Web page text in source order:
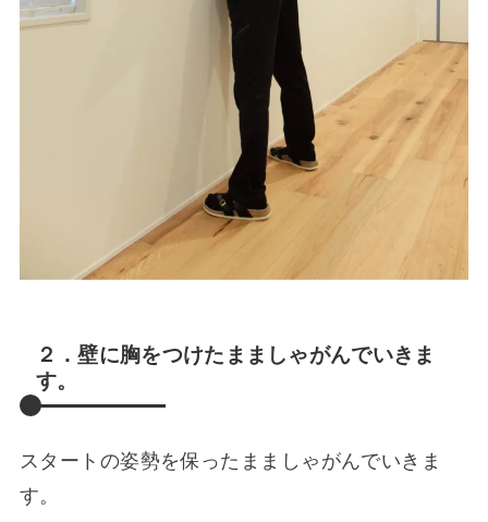
２．壁に胸をつけたまましゃがんでいきま
す。
スタートの姿勢を保ったまましゃがんでいきま
す。